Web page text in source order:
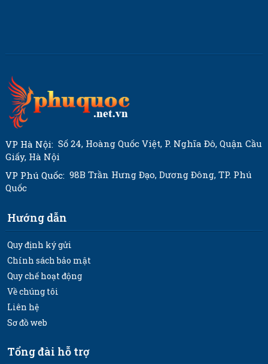
VP Hà Nội: Số 24, Hoàng Quốc Việt, P. Nghĩa Đô, Quận Cầu
Giấy, Hà Nội
VP Phú Quốc: 98B Trần Hưng Đạo, Dương Đông, TP. Phú
Quốc
Hướng dẫn
Quy định ký gửi
Chính sách bảo mật
Quy chế hoạt động
Về chúng tôi
Liên hệ
Sơ đồ web
Tổng đài hỗ trợ